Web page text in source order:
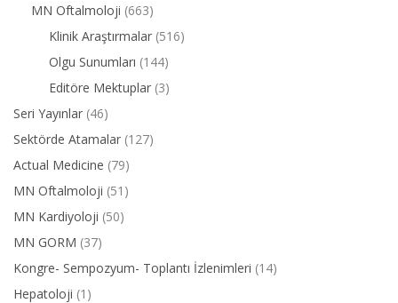
MN Oftalmoloji (663)
Klinik Araştırmalar (516)
Olgu Sunumları (144)
Editöre Mektuplar (3)
Seri Yayınlar (46)
Sektörde Atamalar (127)
Actual Medicine (79)
MN Oftalmoloji (51)
MN Kardiyoloji (50)
MN GORM (37)
Kongre- Sempozyum- Toplantı İzlenimleri (14)
Hepatoloji (1)